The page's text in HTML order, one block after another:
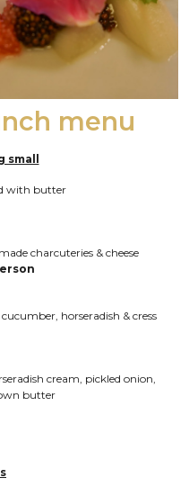
menu
small
with butter
charcuteries & cheese
horseradish & cress
cream, pickled onion,
butter